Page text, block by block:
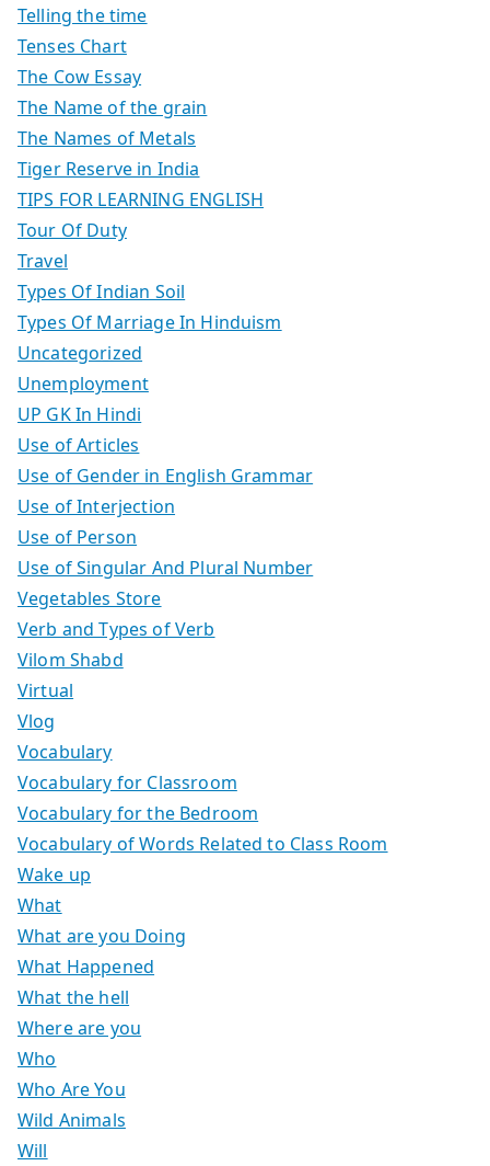
Telling the time
Tenses Chart
The Cow Essay
The Name of the grain
The Names of Metals
Tiger Reserve in India
TIPS FOR LEARNING ENGLISH
Tour Of Duty
Travel
Types Of Indian Soil
Types Of Marriage In Hinduism
Uncategorized
Unemployment
UP GK In Hindi
Use of Articles
Use of Gender in English Grammar
Use of Interjection
Use of Person
Use of Singular And Plural Number
Vegetables Store
Verb and Types of Verb
Vilom Shabd
Virtual
Vlog
Vocabulary
Vocabulary for Classroom
Vocabulary for the Bedroom
Vocabulary of Words Related to Class Room
Wake up
What
What are you Doing
What Happened
What the hell
Where are you
Who
Who Are You
Wild Animals
Will